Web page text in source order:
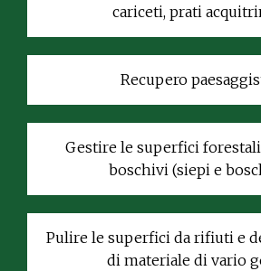
cariceti, prati
Recupero
Gestire le superfici
boschivi (siepi e
Pulire le superfici da rifiuti e
di materiale di vario